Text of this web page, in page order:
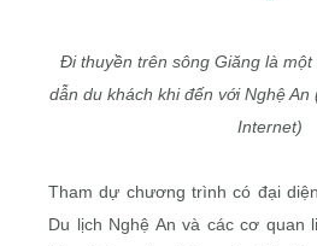
Đi thuyền trên sông Giăng là
dẫn du khách khi đến với Nghệ
Internet)
Tham dự chương trình có đại
Du lịch Nghệ An và các cơ quan